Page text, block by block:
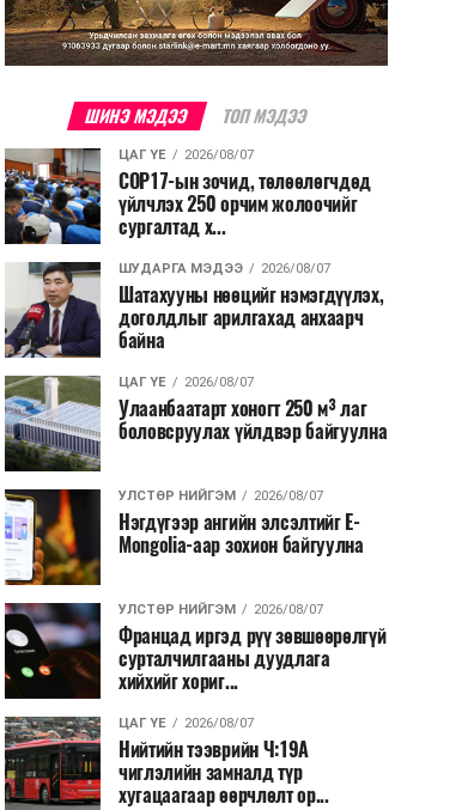
ШИНЭ МЭДЭЭ ТОП МЭДЭЭ
ЦАГ ҮЕ 2026/08/07
COP17-ын зочид, төлөөлөгчдөд
үйлчлэх 250 орчим жолоочийг
сургалтад х...
ШУДАРГА МЭДЭЭ 2026/08/07
Шатахууны нөөцийг нэмэгдүүлэх,
доголдлыг арилгахад анхаарч
байна
ЦАГ ҮЕ 2026/08/07
Улаанбаатарт хоногт 250 м³ лаг
боловсруулах үйлдвэр байгуулна
УЛСТӨР НИЙГЭМ 2026/08/07
Нэгдүгээр ангийн элсэлтийг E-
Mongolia-аар зохион байгуулна
УЛСТӨР НИЙГЭМ 2026/08/07
Францад иргэд рүү зөвшөөрөлгүй
сурталчилгааны дуудлага
хийхийг хориг...
ЦАГ ҮЕ 2026/08/07
Нийтийн тээврийн Ч:19А
чиглэлийн замналд түр
хугацаагаар өөрчлөлт ор...